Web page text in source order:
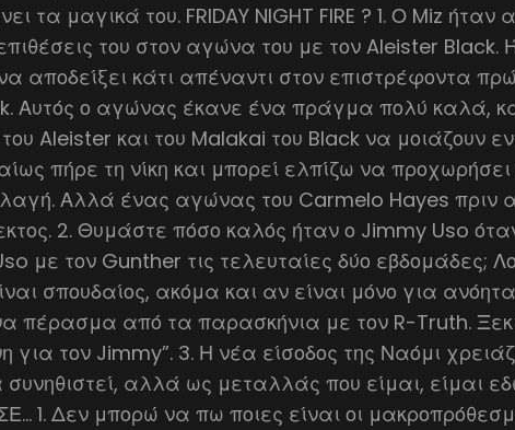
τα μαγικά του. FRIDAY NIGHT FIRE ? 1. Ο Miz ήταν
επιθέσεις του στον αγώνα του με τον Aleister
αποδείξει κάτι απέναντι στον επιστρέφοντα
Αυτός ο αγώνας έκανε ένα πράγμα πολύ καλά,
του Aleister και του Malakai του Black να μοιάζουν
πήρε τη νίκη και μπορεί ελπίζω να προχωρήσει
Αλλά ένας αγώνας του Carmelo Hayes πριν
2. Θυμάστε πόσο καλός ήταν ο Jimmy Uso
με τον Gunther τις τελευταίες δύο εβδομάδες;
σπουδαίος, ακόμα και αν είναι μόνο για
πέρασμα από τα παρασκήνια με τον R-Truth.
για τον Jimmy”. 3. Η νέα είσοδος της Ναόμι
συνηθιστεί, αλλά ως μεταλλάς που είμαι, είμαι
1. Δεν μπορώ να πω ποιες είναι οι